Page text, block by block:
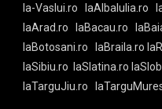
la-Vaslui.ro
laAlbaIulia.ro
laArad.ro
laBacau.ro
laBotosani.ro
laBraila.ro
laSibiu.ro
laSlatina.ro
laTarguJiu.ro